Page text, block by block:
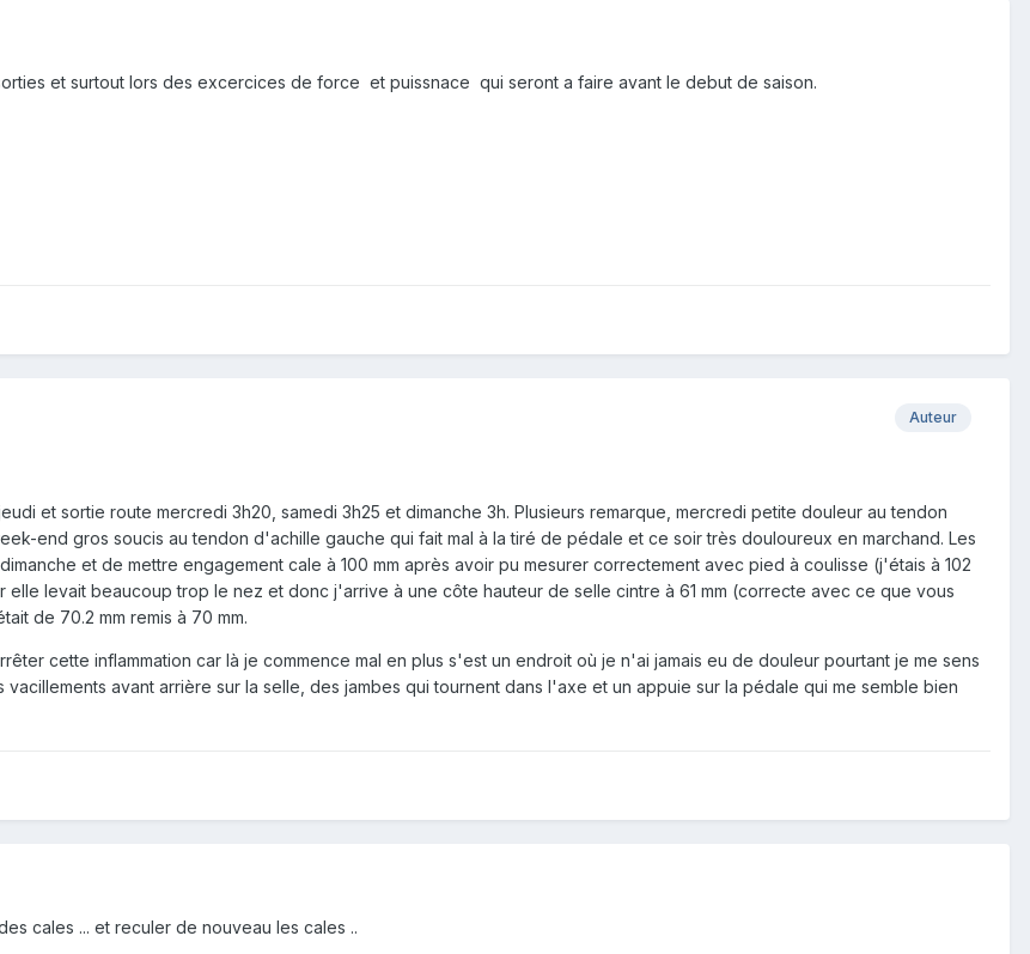
et surtout lors des excercices de force et puissnace qui seront a faire avant le debut de saison.
Auteur
et sortie route mercredi 3h20, samedi 3h25 et dimanche 3h. Plusieurs remarque, mercredi petite douleur au tendon
end gros soucis au tendon d'achille gauche qui fait mal à la tiré de pédale et ce soir très douloureux en marchand. Les
et de mettre engagement cale à 100 mm après avoir pu mesurer correctement avec pied à coulisse (j'étais à 102
elle levait beaucoup trop le nez et donc j'arrive à une côte hauteur de selle cintre à 61 mm (correcte avec ce que vous
de 70.2 mm remis à 70 mm.
cette inflammation car là je commence mal en plus s'est un endroit où je n'ai jamais eu de douleur pourtant je me sens
avant arrière sur la selle, des jambes qui tournent dans l'axe et un appuie sur la pédale qui me semble bien
cales ... et reculer de nouveau les cales ..